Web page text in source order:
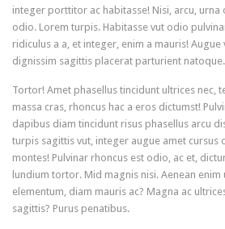
integer porttitor ac habitasse! Nisi, arcu, urna
odio. Lorem turpis. Habitasse vut odio
ridiculus a a, et integer, enim a mauris!
dignissim sagittis placerat parturient natoque.
Tortor! Amet phasellus tincidunt ultrices nec,
massa cras, rhoncus hac a eros dictumst!
dapibus diam tincidunt risus phasellus arcu
turpis sagittis vut, integer augue amet cursus
montes! Pulvinar rhoncus est odio, ac et,
lundium tortor. Mid magnis nisi. Aenean
elementum, diam mauris ac? Magna ac
sagittis? Purus penatibus.